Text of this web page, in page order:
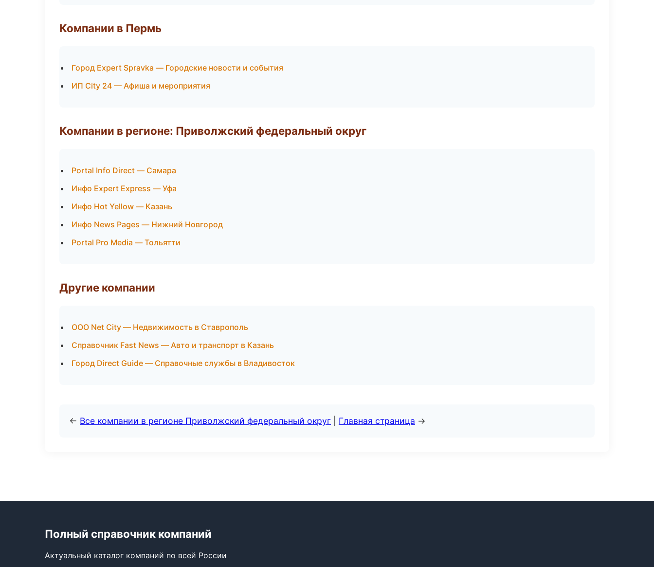
Компании в Пермь
Город Expert Spravka — Городские новости и события
ИП City 24 — Афиша и мероприятия
Компании в регионе: Приволжский федеральный округ
Portal Info Direct — Самара
Инфо Expert Express — Уфа
Инфо Hot Yellow — Казань
Инфо News Pages — Нижний Новгород
Portal Pro Media — Тольятти
Другие компании
ООО Net City — Недвижимость в Ставрополь
Справочник Fast News — Авто и транспорт в Казань
Город Direct Guide — Справочные службы в Владивосток
← Все компании в регионе Приволжский федеральный округ Главная страница →
Полный справочник компаний
Актуальный каталог компаний по всей России